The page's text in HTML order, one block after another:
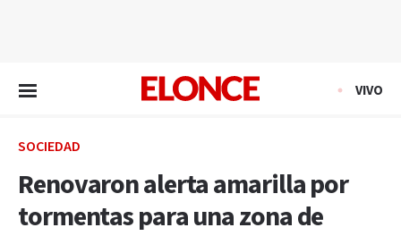
VIVO
SOCIEDAD
Renovaron alerta amarilla por
tormentas para una zona de